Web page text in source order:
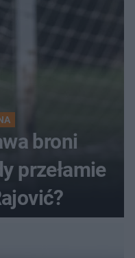
broni
przełamie